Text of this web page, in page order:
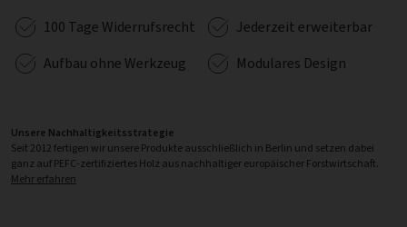
100 Tage Widerrufsrecht
Jederzeit erweiterbar
Aufbau ohne Werkzeug
Modulares Design
Unsere Nachhaltigkeitsstrategie
Seit 2012 fertigen wir unsere Produkte ausschließlich in Berlin und setzen dabei
ganz auf PEFC-zertifiziertes Holz aus nachhaltiger europäischer Forstwirtschaft.
Mehr erfahren